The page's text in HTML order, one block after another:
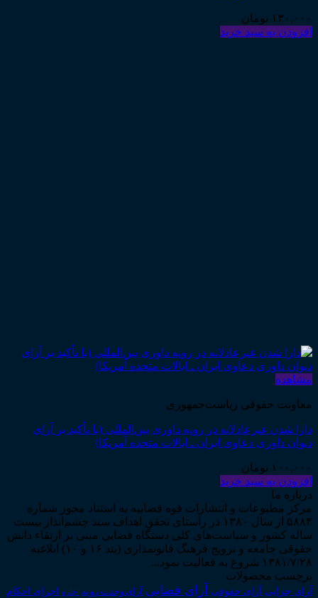
۱۳۰,۰۰۰ تومان
افزودن به سبد خرید
مشاهده
معاونت حقوقی ریاست‌جمهوری
دارا شدن غیرعادلانه در رویه داوری بین‌المللی (با تأکید بر آرای
دیوان داوری دعاوی ایران ـ ایالات متحده آمریکا)
۱۰۰,۰۰۰ تومان
افزودن به سبد خرید
درباره ما
مرکز مطبوعات و انتشارات قوه قضاییه به استناد مجوز شماره
۵۸۸۴ از سال ۱۳۸۰ در راستای تحقق اهداف سند چشم‌انداز بیست
ساله کشور و سیاست‌های کلی دستگاه قضایی مبنی بر ارتقاء دانش
حقوقی جامعه و ترویج فرهنگ قانونمداری (بند ۱۶ و ۱۰) ابلاغیه
۱۳۸۱/۷/۲۸ شروع به فعالیت نمود...
برچسب محصولات
آرای جزایی آرای حقوقی آرای قضایی آرای وحدت رویه اجاره اجرای احکام